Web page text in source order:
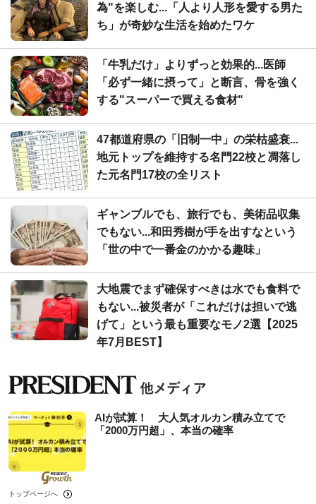
為"を楽しむ...「人より人形を愛する男た
ち」が奇妙な生活を始めたワケ
「牛乳だけ」よりずっと効果的...医師
「必ず一緒に摂って」と断言、骨を強く
する"スーパーで買える食材"
47都道府県の「旧制一中」の栄枯盛衰...
地元トップを維持する名門22校と凋落し
た元名門17校の全リスト
ギャンブルでも、旅行でも、美術品収集
でもない...和田秀樹が手を出すなという
「世の中で一番金のかかる趣味」
大地震でまず確保すべきは水でも食料で
もない...被災者が「これだけは担いで逃
げて」という最も重要なモノ2選【2025
年7月BEST】
AIが試算！ 大人気オルカン積み立てで
「2000万円超」、本当の確率
トップページへ